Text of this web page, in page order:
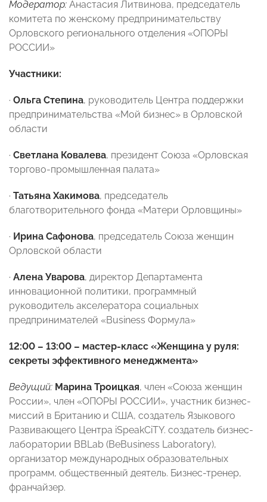
Модератор: Анастасия Литвинова, председатель
комитета по женскому предпринимательству
Орловского регионального отделения «ОПОРЫ
РОССИИ»
Участники:
· Ольга Степина, руководитель Центра поддержки
предпринимательства «Мой бизнес» в Орловской
области
· Светлана Ковалева, президент Союза «Орловская
торгово-промышленная палата»
· Татьяна Хакимова, председатель
благотворительного фонда «Матери Орловщины»
· Ирина Сафонова, председатель Союза женщин
Орловской области
· Алена Уварова, директор Департамента
инновационной политики, программный
руководитель акселератора социальных
предпринимателей «Business Формула»
12:00 – 13:00 – мастер-класс «Женщина у руля:
секреты эффективного менеджмента»
Ведущий: Марина Троицкая, член «Союза женщин
России», член «ОПОРЫ РОССИИ», участник бизнес-
миссий в Британию и США, создатель Языкового
Развивающего Центра iSpeakCiTY. создатель бизнес-
лаборатории BBLab (BeBusiness Laboratory),
организатор международных образовательных
программ, общественный деятель. Бизнес-тренер,
франчайзер.